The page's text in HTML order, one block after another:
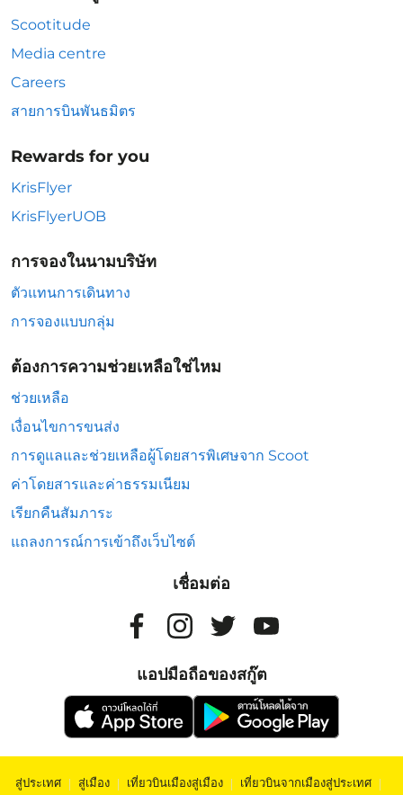
Scootitude
Media centre
Careers
สายการบินพันธมิตร
Rewards for you
KrisFlyer
KrisFlyerUOB
การจองในนามบริษัท
ตัวแทนการเดินทาง
การจองแบบกลุ่ม
ต้องการความช่วยเหลือใช่ไหม
ช่วยเหลือ
เงื่อนไขการขนส่ง
การดูแลและช่วยเหลือผู้โดยสารพิเศษจาก Scoot
ค่าโดยสารและค่าธรรมเนียม
เรียกคืนสัมภาระ
แถลงการณ์การเข้าถึงเว็บไซต์
เชื่อมต่อ
แอปมือถือของสกู๊ต
สู่ประเทศ | สู่เมือง | เที่ยวบินเมืองสู่เมือง | เที่ยวบินจากเมืองสู่ประเทศ |